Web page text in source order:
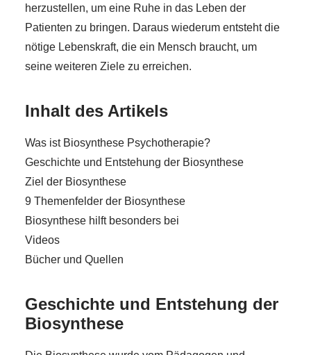
herzustellen, um eine Ruhe in das Leben der
Patienten zu bringen. Daraus wiederum entsteht die
nötige Lebenskraft, die ein Mensch braucht, um
seine weiteren Ziele zu erreichen.
Inhalt des Artikels
Was ist Biosynthese Psychotherapie?
Geschichte und Entstehung der Biosynthese
Ziel der Biosynthese
9 Themenfelder der Biosynthese
Biosynthese hilft besonders bei
Videos
Bücher und Quellen
Geschichte und Entstehung der
Biosynthese